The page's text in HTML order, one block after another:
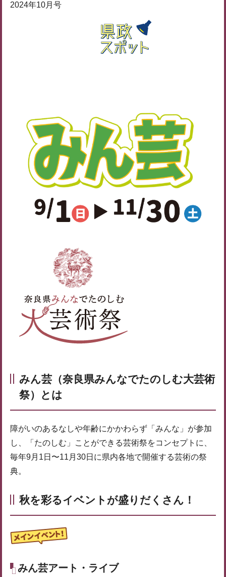
2024年10月号
みん芸（奈良県みんなでたのしむ大芸術
祭）とは
障がいのあるなしや年齢にかかわらず「みんな」が参加
し、「たのしむ」ことができる芸術祭をコンセプトに、
毎年9月1日〜11月30日に県内各地で開催する芸術の祭
典。
秋を彩るイベントが盛りだくさん！
みん芸アート・ライブ